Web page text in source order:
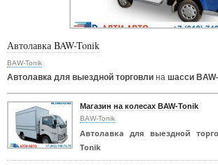
Автолавка BAW-Tonik
BAW-Tonik
Автолавка для выездной торговли на шасси
Магазин на колесах BAW-Tonik
BAW-Tonik
Автолавка для выездной
Tonik